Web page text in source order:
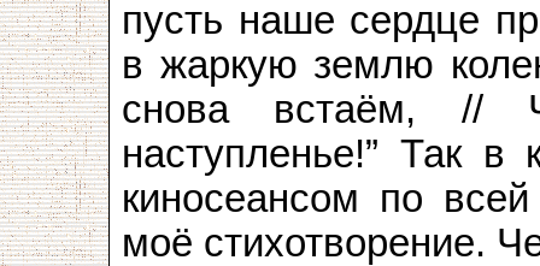
пусть наше сердце
в жаркую землю
снова встаём, //
наступленье!” Так
киносеансом по
моё стихотворение.